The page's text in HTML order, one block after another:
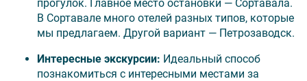
прогулок. Главное место остановки — Сортавала.
В Сортавале много отелей разных типов, которые
мы предлагаем. Другой вариант — Петрозаводск.
Интересные экскурсии: Идеальный способ
познакомиться с интересными местами за